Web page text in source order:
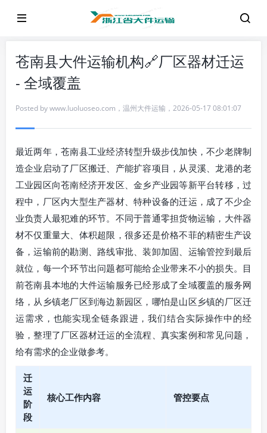
苍南县大件运输机构🔗厂区器材迁运
- 全域覆盖
Posted bywww.luoluoseo.com ， 温州大件运输 ， 2026-05-17 08:01:07
最近两年，苍南县工业经济转型升级步伐加快，不少老牌制
造企业启动了厂区搬迁、产能扩容项目，从灵溪、龙港的老
工业园区向苍南经济开发区、金乡产业园等新平台转移，过
程中，厂区内大型生产器材、特种设备的迁运，成了不少企
业负责人最犯难的环节。不同于普通零担货物运输，大件器
材不仅重量大、体积超限，很多还是价格不菲的精密生产设
备，运输前的勘测、路线审批、装卸加固、运输管控到最后
就位，每一个环节出问题都可能给企业带来不小的损失。目
前苍南县本地的大件运输服务已经形成了全域覆盖的服务网
络，从乡镇老厂区到海边新园区，哪怕是山区乡镇的厂区迁
运需求，也能实现全链条跟进，我们结合实际操作中的经
验，整理了厂区器材迁运的全流程、真实案例和常见问题，
给有需求的企业做参考。
迁
运
阶
段
核心工作内容 管控要点